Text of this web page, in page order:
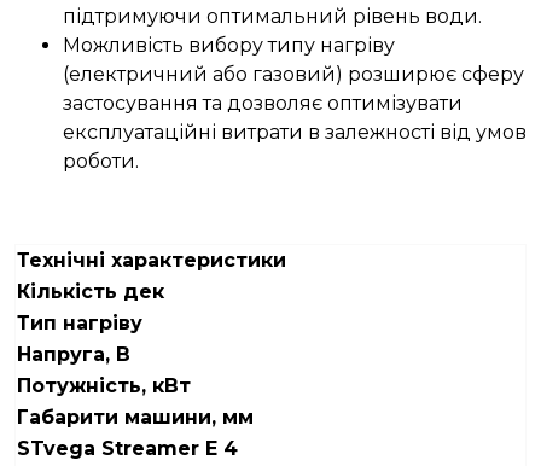
підтримуючи оптимальний рівень води.
Можливість вибору типу нагріву
(електричний або газовий) розширює сферу
застосування та дозволяє оптимізувати
експлуатаційні витрати в залежності від умов
роботи.
Технічні характеристики
Кількість дек
Тип нагріву
Напруга, В
Потужність, кВт
Габарити машини, мм
STvega Streamer E 4